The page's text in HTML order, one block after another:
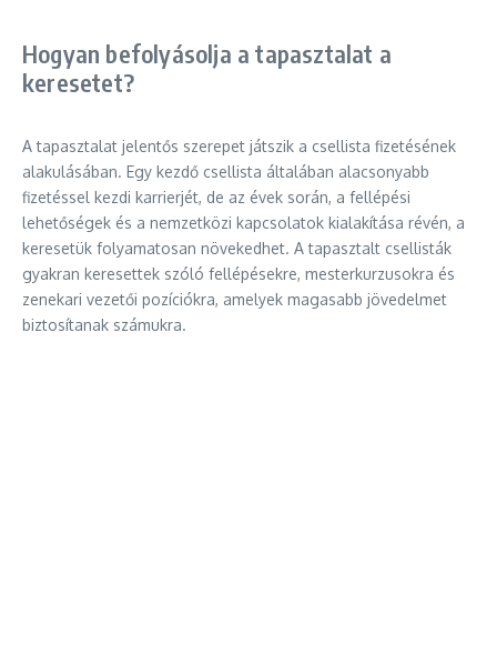
Hogyan befolyásolja a tapasztalat a
keresetet?
A tapasztalat jelentős szerepet játszik a csellista fizetésének
alakulásában. Egy kezdő csellista általában alacsonyabb
fizetéssel kezdi karrierjét, de az évek során, a fellépési
lehetőségek és a nemzetközi kapcsolatok kialakítása révén, a
keresetük folyamatosan növekedhet. A tapasztalt csellisták
gyakran keresettek szóló fellépésekre, mesterkurzusokra és
zenekari vezetői pozíciókra, amelyek magasabb jövedelmet
biztosítanak számukra.